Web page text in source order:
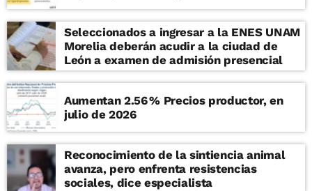
Seleccionados a ingresar a la ENES UNAM
Morelia deberán acudir a la ciudad de
León a examen de admisión presencial
Aumentan 2.56 % Precios productor, en
julio de 2026
Reconocimiento de la sintiencia animal
avanza, pero enfrenta resistencias
sociales, dice especialista